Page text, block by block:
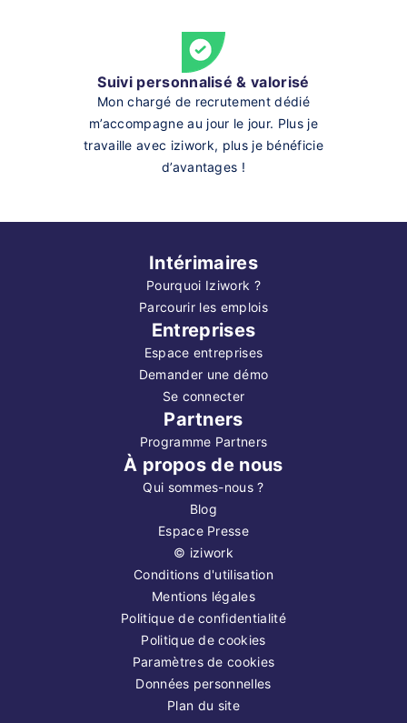
Suivi personnalisé & valorisé
Mon chargé de recrutement dédié
m’accompagne au jour le jour. Plus je
travaille avec iziwork, plus je bénéficie
d’avantages !
Intérimaires
Pourquoi Iziwork ?
Parcourir les emplois
Entreprises
Espace entreprises
Demander une démo
Se connecter
Partners
Programme Partners
À propos de nous
Qui sommes-nous ?
Blog
Espace Presse
© iziwork
Conditions d'utilisation
Mentions légales
Politique de confidentialité
Politique de cookies
Paramètres de cookies
Données personnelles
Plan du site